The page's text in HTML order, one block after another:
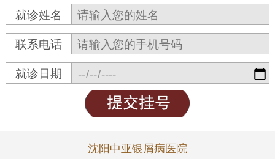
就诊姓名
联系电话
就诊日期
沈阳中亚银屑病医院